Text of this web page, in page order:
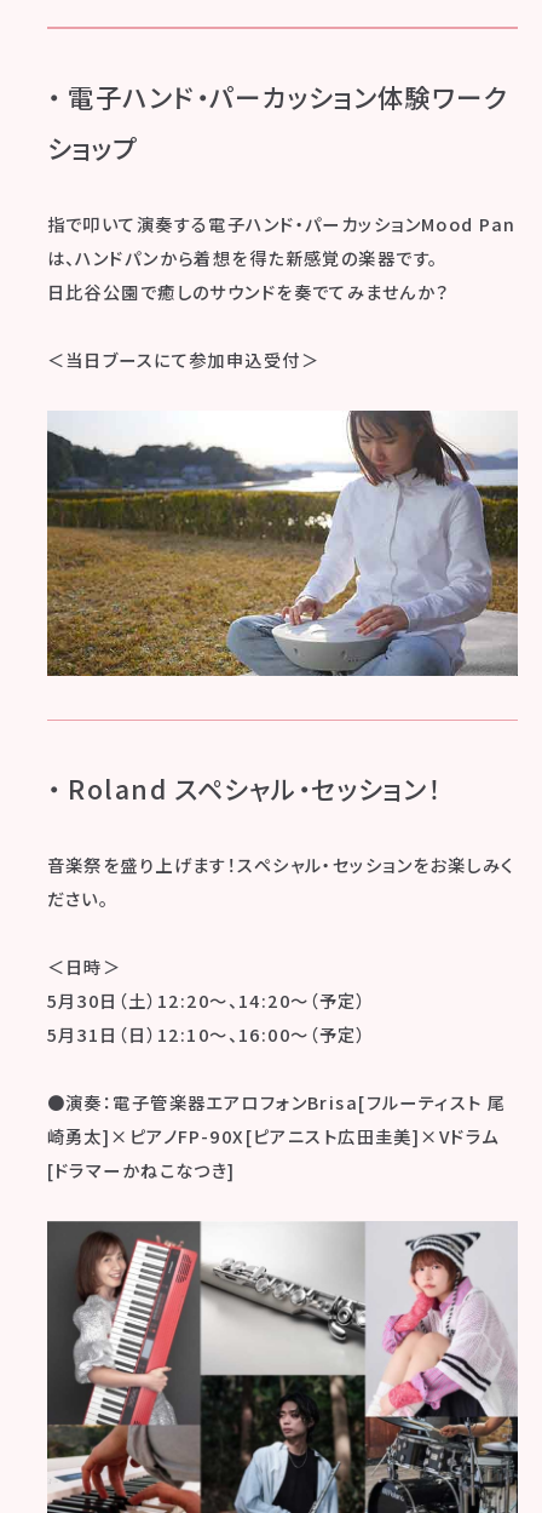
・ 電子ハンド・パーカッション体験ワーク
ショップ​
指で叩いて演奏する電子ハンド・パーカッションMood Pan
は、ハンドパンから着想を得た新感覚の楽器です。
日比谷公園で癒しのサウンドを奏でてみませんか？
＜当日ブースにて参加申込受付＞
・ Roland スペシャル・セッション！
音楽祭を盛り上げます！スペシャル・セッションをお楽しみく
ださい。
＜日時＞
5月30日（土）12:20～、14:20～（予定）
5月31日（日）12:10～、16:00～（予定）
●演奏：電子管楽器エアロフォンBrisa[フルーティスト 尾
崎勇太]×ピアノFP-90X[ピアニスト広田圭美]×Vドラム
[ドラマーかねこなつき]